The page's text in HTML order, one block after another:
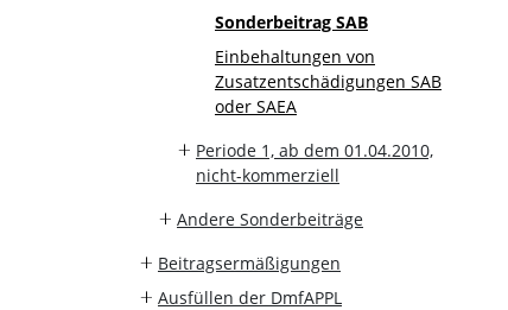
Sonderbeitrag SAB
Einbehaltungen von
Zusatzentschädigungen SAB
oder SAEA
Periode 1, ab dem 01.04.2010,
nicht-kommerziell
Andere Sonderbeiträge
Beitragsermäßigungen
Ausfüllen der DmfAPPL